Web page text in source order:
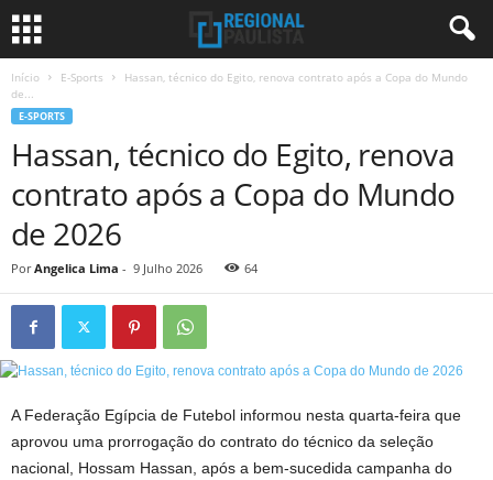
Início E-Sports
Hassan, técnico do Egito, renova contrato após a Copa do Mundo
de...
E-SPORTS
Hassan, técnico do Egito, renova
contrato após a Copa do Mundo
de 2026
Por Angelica Lima - 9 Julho 2026 64
A Federação Egípcia de Futebol informou nesta quarta-feira que
aprovou uma prorrogação do contrato do técnico da seleção
nacional, Hossam Hassan, após a bem-sucedida campanha do